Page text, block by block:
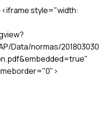
style="width:
Data/normas/